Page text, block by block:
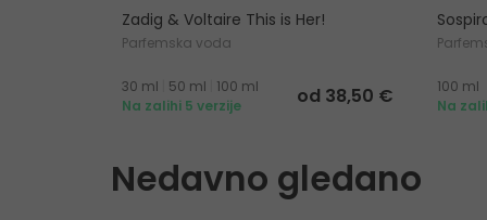
Zadig & Voltaire This is Her!
Parfemska voda
30 ml 50 ml
100 ml
Na zalihi 5 verzije
od 38,50 €
100 ml
Na
Nedavno gledano